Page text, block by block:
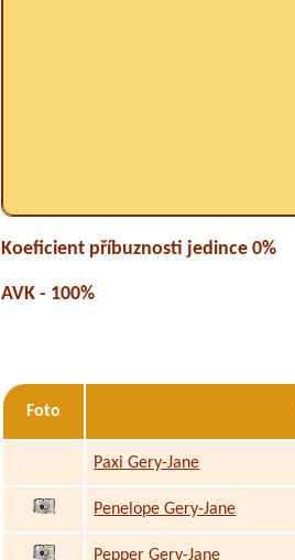
Koeficient příbuznosti jedince 0%
AVK - 100%
Foto
Paxi Gery-Jane
Penelope Gery-Jane
Pepper Gery-Jane